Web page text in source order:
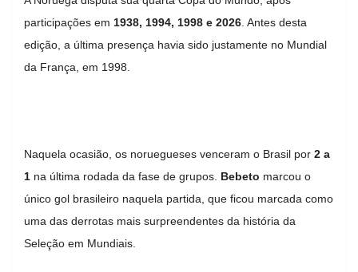
participações em 1938, 1994, 1998 e 2026 . Antes desta
edição, a última presença havia sido justamente no Mundial
da França, em 1998.
Naquela ocasião, os noruegueses venceram o Brasil por 2 a
1 na última rodada da fase de grupos. Bebeto marcou o
único gol brasileiro naquela partida, que ficou marcada como
uma das derrotas mais surpreendentes da história da
Seleção em Mundiais.